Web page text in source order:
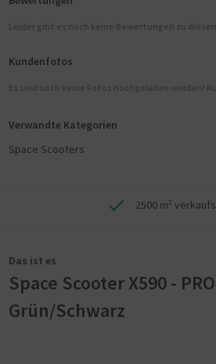
Leider gibt es noch keine Bewertungen zu
Kundenfotos
Es sind noch keine Fotos hochgeladen worden!
Verwandte Kategorien
Space Scooters
2500 m²
Das ist es
Space Scooter X590 -
Grün/Schwarz